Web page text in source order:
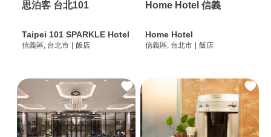
思泊客 台北101
Taipei 101 SPARKLE Hotel
信義區, 台北市 飯店
Home Hotel 信義
Home Hotel
信義區, 台北市 飯店